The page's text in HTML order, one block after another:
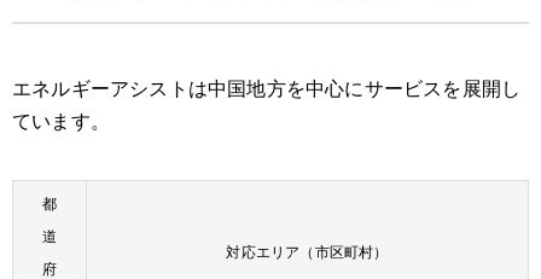
エネルギーアシストは中国地方を中心にサービスを展開し
ています。
都
道
府
対応エリア（市区町村）